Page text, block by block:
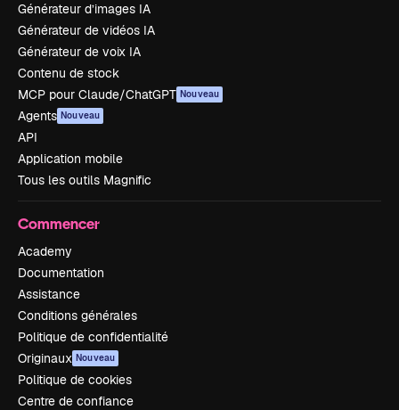
Générateur d’images IA
Générateur de vidéos IA
Générateur de voix IA
Contenu de stock
MCP pour Claude/ChatGPT Nouveau
Agents Nouveau
API
Application mobile
Tous les outils Magnific
Commencer
Academy
Documentation
Assistance
Conditions générales
Politique de confidentialité
Originaux Nouveau
Politique de cookies
Centre de confiance